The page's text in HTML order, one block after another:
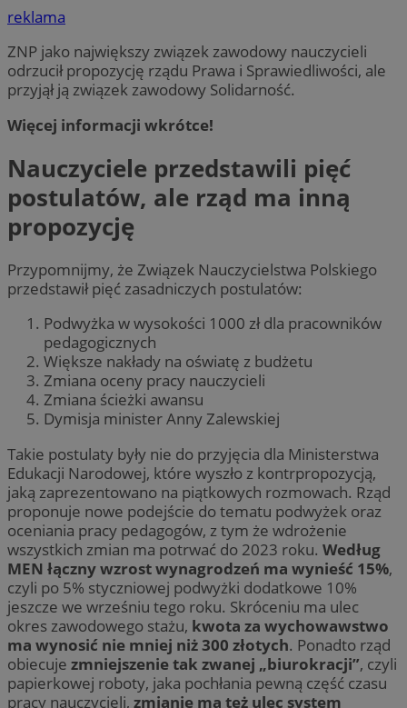
reklama
ZNP jako największy związek zawodowy nauczycieli
odrzucił propozycję rządu Prawa i Sprawiedliwości, ale
przyjął ją związek zawodowy Solidarność.
Więcej informacji wkrótce!
Nauczyciele przedstawili pięć
postulatów, ale rząd ma inną
propozycję
Przypomnijmy, że Związek Nauczycielstwa Polskiego
przedstawił pięć zasadniczych postulatów:
Podwyżka w wysokości 1000 zł dla pracowników
pedagogicznych
Większe nakłady na oświatę z budżetu
Zmiana oceny pracy nauczycieli
Zmiana ścieżki awansu
Dymisja minister Anny Zalewskiej
Takie postulaty były nie do przyjęcia dla Ministerstwa
Edukacji Narodowej, które wyszło z kontrpropozycją,
jaką zaprezentowano na piątkowych rozmowach. Rząd
proponuje nowe podejście do tematu podwyżek oraz
oceniania pracy pedagogów, z tym że wdrożenie
wszystkich zmian ma potrwać do 2023 roku. Według
MEN łączny wzrost wynagrodzeń ma wynieść 15%,
czyli po 5% styczniowej podwyżki dodatkowe 10%
jeszcze we wrześniu tego roku. Skróceniu ma ulec
okres zawodowego stażu, kwota za wychowawstwo
ma wynosić nie mniej niż 300 złotych. Ponadto rząd
obiecuje zmniejszenie tak zwanej „biurokracji”, czyli
papierkowej roboty, jaka pochłania pewną część czasu
pracy nauczycieli, zmianie ma też ulec system